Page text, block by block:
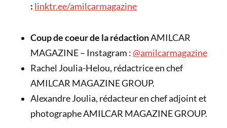
: linktr.ee/amilcarmagazine
Coup de coeur de la rédactionAMILCAR
MAGAZINE – Instagram :@amilcarmagazine
Rachel Joulia-Helou, rédactrice en chef
AMILCAR MAGAZINE GROUP.
Alexandre Joulia, rédacteur en chef adjoint et
photographe AMILCAR MAGAZINE GROUP.